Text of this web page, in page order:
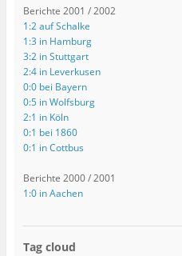
Berichte 2001 / 2002
1:2 auf Schalke
1:3 in Hamburg
3:2 in Stuttgart
2:4 in Leverkusen
0:0 bei Bayern
0:5 in Wolfsburg
2:1 in Köln
0:1 bei 1860
0:1 in Cottbus
Berichte 2000 / 2001
1:0 in Aachen
Tag cloud